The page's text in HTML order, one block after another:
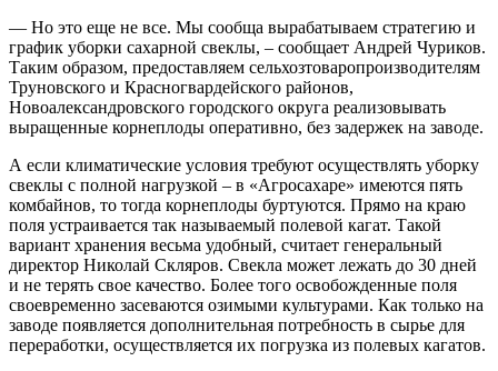
— Но это еще не все. Мы сообща вырабатываем стратегию и
график уборки сахарной свеклы, – ​сообщает Андрей Чуриков.
Таким образом, предоставляем сельхозтоваропроизводителям
Труновского и Красногвардейского районов,
Новоалександровского городского округа реализовывать
выращенные корнеплоды оперативно, без задержек на заводе.
А если климатические условия требуют осуществлять уборку
свеклы с полной нагрузкой – ​в «Агросахаре» имеются пять
комбайнов, то тогда корнеплоды буртуются. Прямо на краю
поля устраивается так называемый полевой кагат. Такой
вариант хранения весьма удобный, считает генеральный
директор Николай Скляров. Свекла может лежать до 30 дней
и не терять свое качество. Более того освобожденные поля
своевременно засеваются озимыми культурами. Как только на
заводе появляется дополнительная потребность в сырье для
переработки, осуществляется их погрузка из полевых кагатов.